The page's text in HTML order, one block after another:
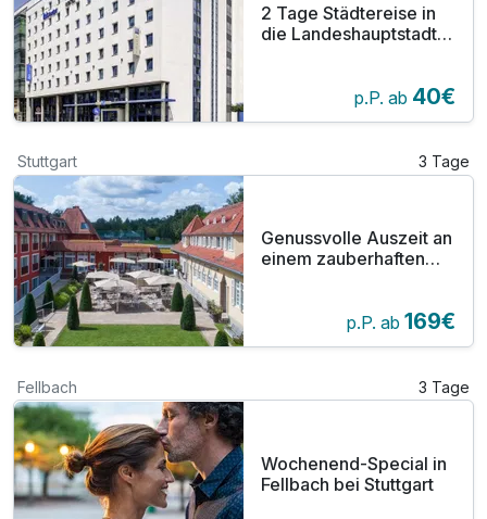
2 Tage Städtereise in
die Landeshauptstadt
p.P. ab 40€
Stuttgart 3 Tage
Genussvolle Auszeit an
einem zauberhaften
p.P. ab 169€
Fellbach 3 Tage
Wochenend-Special in
Fellbach bei Stuttgart